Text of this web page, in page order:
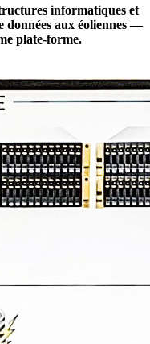
informatiques et
données aux éoliennes —
plate-forme.